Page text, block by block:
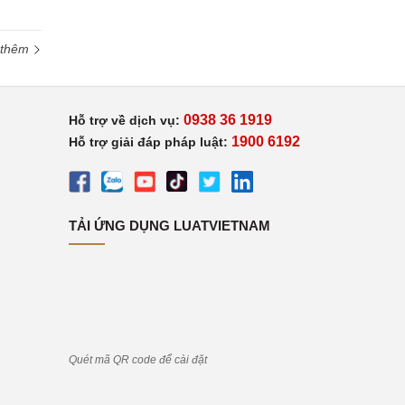
Hỗ trợ về dịch vụ: 0938 36 1919
Hỗ trợ giải đáp pháp luật: 1900 6192
TẢI ỨNG DỤNG LUATVIETNAM
Quét mã QR code để cài đặt